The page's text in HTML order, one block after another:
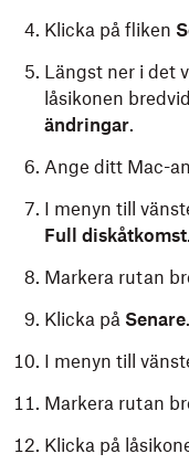
Klicka på fliken
Längst ner i det
låsikonen bredvid
ändringar.
Ange ditt Mac-
I menyn till
Full diskåtkomst.
Markera rutan
Klicka på Senare.
I menyn till
Markera rutan
Klicka på